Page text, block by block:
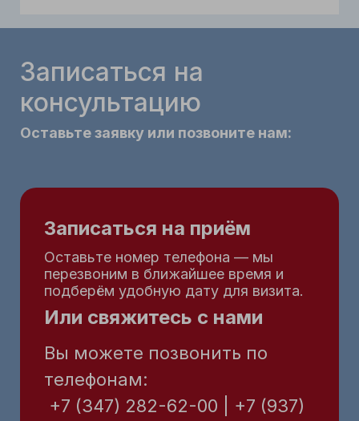
Записаться на
консультацию
Оставьте заявку или позвоните нам:
Записаться на приём
Оставьте номер телефона — мы
перезвоним в ближайшее время и
подберём удобную дату для визита.
Или свяжитесь с нами
Вы можете позвонить по
телефонам:
+7 (347) 282-62-00 | +7 (937)